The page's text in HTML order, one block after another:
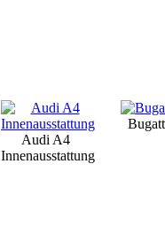
Audi A4
Innenausstattung